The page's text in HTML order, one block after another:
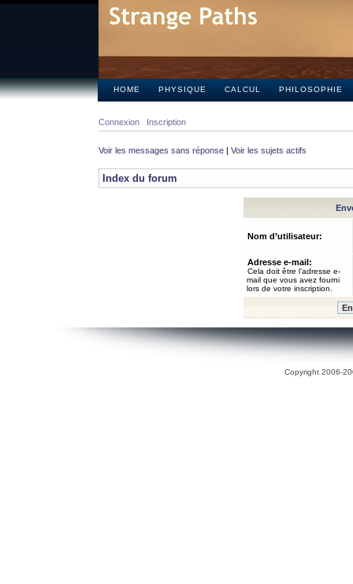
HOME PHYSIQUE CALCUL PHILOSOPHIE
Connexion Inscription
Voir les messages sans réponse | Voir les sujets actifs
Index du forum
Nom d’utilisateur:
Adresse e-mail:
Cela doit être l’adresse e-
mail que vous avez fourni
lors de votre inscription.
Copyright 2006-